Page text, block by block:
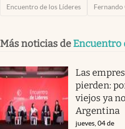
Encuentro de los Líderes Fernando
Más noticias de Encuentro
Las
pierden:
viejos ya
Argentina
jueves, 04 de